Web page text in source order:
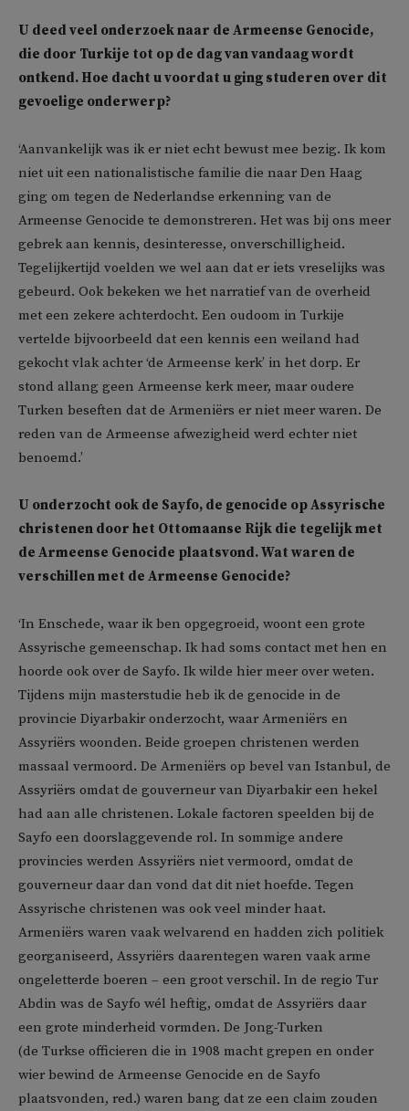
U deed veel onderzoek naar de Armeense Genocide,
die door Turkije tot op de dag van vandaag wordt
ontkend. Hoe dacht u voordat u ging studeren over dit
gevoelige onderwerp?
‘Aanvankelijk was ik er niet echt bewust mee bezig. Ik kom
niet uit een nationalistische familie die naar Den Haag
ging om tegen de Nederlandse erkenning van de
Armeense Genocide te demonstreren. Het was bij ons meer
gebrek aan kennis, desinteresse, onverschilligheid.
Tegelijkertijd voelden we wel aan dat er iets vreselijks was
gebeurd. Ook bekeken we het narratief van de overheid
met een zekere achterdocht. Een oudoom in Turkije
vertelde bijvoorbeeld dat een kennis een weiland had
gekocht vlak achter ‘de Armeense kerk’ in het dorp. Er
stond allang geen Armeense kerk meer, maar oudere
Turken beseften dat de Armeniërs er niet meer waren. De
reden van de Armeense afwezigheid werd echter niet
benoemd.’
U onderzocht ook de Sayfo, de genocide op Assyrische
christenen door het Ottomaanse Rijk die tegelijk met
de Armeense Genocide plaatsvond. Wat waren de
verschillen met de Armeense Genocide?
‘In Enschede, waar ik ben opgegroeid, woont een grote
Assyrische gemeenschap. Ik had soms contact met hen en
hoorde ook over de Sayfo. Ik wilde hier meer over weten.
Tijdens mijn masterstudie heb ik de genocide in de
provincie Diyarbakir onderzocht, waar Armeniërs en
Assyriërs woonden. Beide groepen christenen werden
massaal vermoord. De Armeniërs op bevel van Istanbul, de
Assyriërs omdat de gouverneur van Diyarbakir een hekel
had aan alle christenen. Lokale factoren speelden bij de
Sayfo een doorslaggevende rol. In sommige andere
provincies werden Assyriërs niet vermoord, omdat de
gouverneur daar dan vond dat dit niet hoefde. Tegen
Assyrische christenen was ook veel minder haat.
Armeniërs waren vaak welvarend en hadden zich politiek
georganiseerd, Assyriërs daarentegen waren vaak arme
ongeletterde boeren – een groot verschil. In de regio Tur
Abdin was de Sayfo wél heftig, omdat de Assyriërs daar
een grote minderheid vormden. De Jong-Turken
(de Turkse officieren die in 1908 macht grepen en onder
wier bewind de Armeense Genocide en de Sayfo
plaatsvonden, red.) waren bang dat ze een claim zouden